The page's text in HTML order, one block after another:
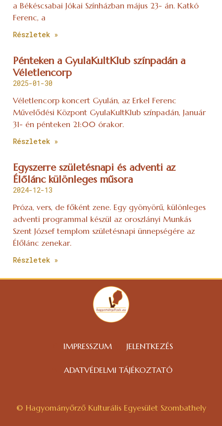
a Békéscsabai Jókai Színházban május 23- án. Katkó
Ferenc, a
Részletek »
Pénteken a GyulaKultKlub színpadán a
Véletlencorp
2025-01-30
Véletlencorp koncert Gyulán, az Erkel Ferenc
Művelődési Központ GyulaKultKlub színpadán, Január
31- én pénteken 21:00 órakor.
Részletek »
Egyszerre születésnapi és adventi az
Élőlánc különleges műsora
2024-12-13
Próza, vers, de főként zene. Egy gyönyörű, különleges
adventi programmal készül az oroszlányi Munkás
Szent József templom születésnapi ünnepségére az
Élőlánc zenekar.
Részletek »
IMPRESSZUM JELENTKEZÉS
ADATVÉDELMI TÁJÉKOZTATÓ
© Hagyományőrző Kulturális Egyesület Szombathely